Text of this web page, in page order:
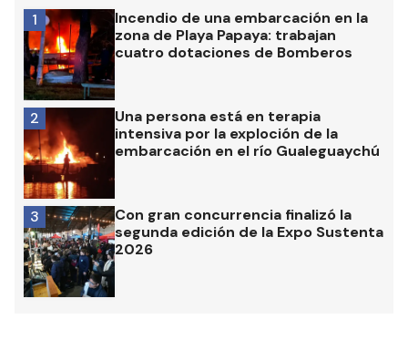
Incendio de una embarcación en la
zona de Playa Papaya: trabajan
cuatro dotaciones de Bomberos
1
Una persona está en terapia
intensiva por la exploción de la
embarcación en el río Gualeguaychú
2
Con gran concurrencia finalizó la
segunda edición de la Expo Sustenta
2026
3